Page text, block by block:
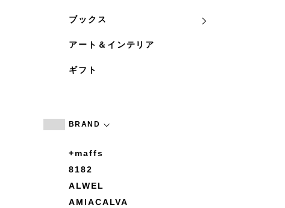
ブックス
アート＆インテリア
ギフト
BRAND
+maffs
8182
ALWEL
AMIACALVA